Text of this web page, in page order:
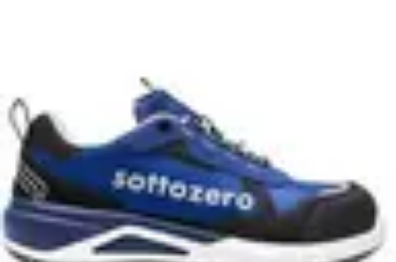
Pionieri dell'Innovazione